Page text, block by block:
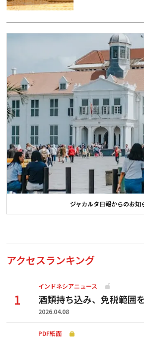
ジャカルタ日報からのお知
アクセスランキング
インドネシアニュース
酒類持ち込み、免税範囲
2026.04.08
PDF紙面